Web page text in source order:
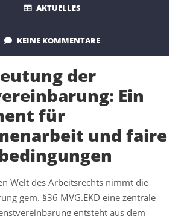
AKTUELLES
KEINE KOMMENTARE
der
Ein
für
und faire
Welt des Arbeitsrechts nimmt die
gem. §36 MVG.EKD eine zentrale
entsteht aus dem